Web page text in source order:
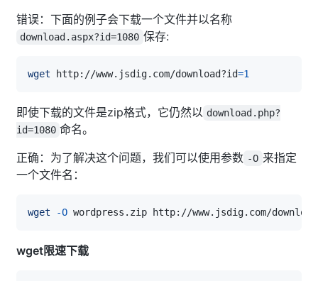
错误：下面的例子会下载一个文件并以名称
download.aspx?id=1080 保存:
wget http://www.jsdig.com/download?id=1
即使下载的文件是zip格式，它仍然以 download.php?
id=1080 命名。
正确：为了解决这个问题，我们可以使用参数 -O 来指定
一个文件名：
wget -O wordpress.zip http://www.jsdig.com/
wget限速下载